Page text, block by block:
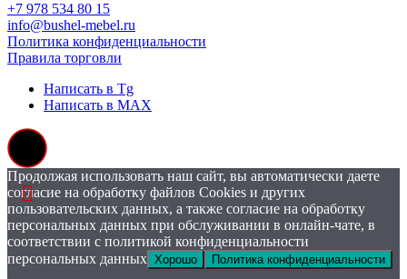
+7 978 534 80 15
info@bushel-mebel.ru
Политика конфиденциальности
Правила торговли
Написать в Tg
Написать в MAX
Продолжая использовать наш сайт, вы автоматически даете
согласие на обработку файлов Cookies и других
пользовательских данных, а также согласие на обработку
персональных данных при обслуживании в онлайн-чате, в
соответствии с политикой конфиденциальности
персональных данных Хорошо Политика конфиденциальности